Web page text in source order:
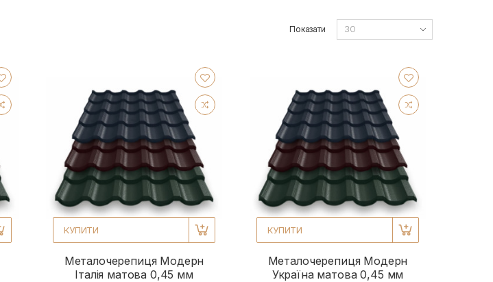
Показати
КУПИТИ
Металочерепиця Модерн
Італія матова 0,45 мм
КУПИТИ
Металочерепиця Модерн
Україна матова 0,45 мм